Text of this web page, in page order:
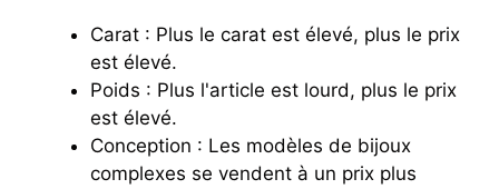
Carat : Plus le carat est élevé, plus le prix
est élevé.
Poids : Plus l'article est lourd, plus le prix
est élevé.
Conception : Les modèles de bijoux
complexes se vendent à un prix plus